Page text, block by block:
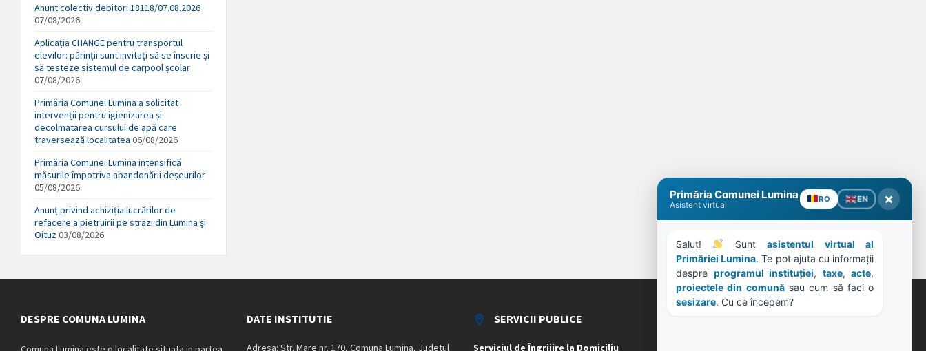
Anunt colectiv debitori 18118/07.08.2026
07/08/2026
Aplicația CHANGE pentru transportul
elevilor: părinții sunt invitați să se înscrie și
să testeze sistemul de carpool școlar
07/08/2026
Primăria Comunei Lumina a solicitat
intervenții pentru igienizarea și
decolmatarea cursului de apă care
traversează localitatea 06/08/2026
Primăria Comunei Lumina intensifică
măsurile împotriva abandonării deșeurilor
05/08/2026
Anunț privind achiziția lucrărilor de
refacere a pietruirii pe străzi din Lumina și
Oituz 03/08/2026
DESPRE COMUNA LUMINA DATE INSTITUTIE
Adresa: Str. Mare nr. 170, Comuna Lumina, Judetul
SERVICII PUBLICE
Serviciul de Îngrijire la Domiciliu
Primăria Comunei Lumina
Asistent virtual
RO EN ×
Salut! Sunt asistentul virtual al
Primăriei Lumina. Te pot ajuta cu informații
despre programul instituției, taxe, acte
proiectele din comună
sesizare. Cu ce începem?